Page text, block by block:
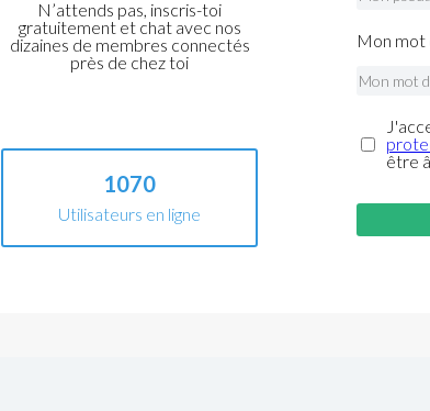
N’attends pas, inscris-toi
gratuitement et chat avec nos
dizaines de membres connectés
près de chez toi
1070
Utilisateurs en ligne
Mon mot
être